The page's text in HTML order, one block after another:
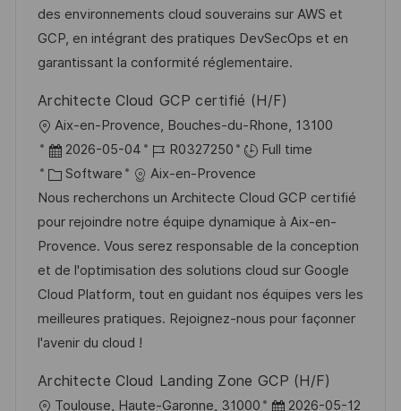
D
a
t
o
r
y
des environnements cloud souverains sur AWS et
GCP, en intégrant des pratiques DevSecOps et en
garantissant la conformité réglementaire.
Architecte Cloud GCP certifié (H/F)
L
o
c
a
t
i
o
n
Aix-en-Provence, Bouches-du-Rhone, 13100
P
o
s
t
e
d
D
a
t
2026-05-04
J
o
b
I
d
R0327250
Full time
C
a
t
e
g
o
r
y
Software
Aix-en-Provence
Nous recherchons un Architecte Cloud GCP certifié
pour rejoindre notre équipe dynamique à Aix-en-
Provence. Vous serez responsable de la conception
et de l'optimisation des solutions cloud sur Google
Cloud Platform, tout en guidant nos équipes vers les
meilleures pratiques. Rejoignez-nous pour façonner
l'avenir du cloud !
Architecte Cloud Landing Zone GCP (H/F)
L
Toulouse, Haute-Garonne, 31000
P 2026-05-12